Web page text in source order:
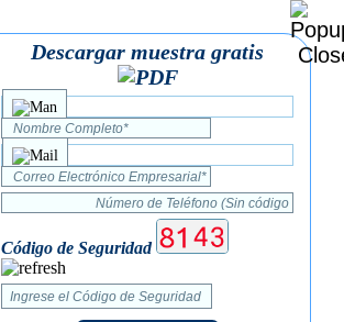
Descargar muestra gratis
Código de Seguridad